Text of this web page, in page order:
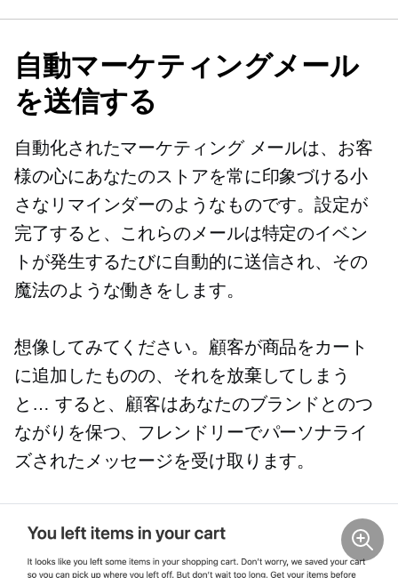
自動マーケティングメール
を送信する
自動化されたマーケティング メールは、お客
様の心にあなたのストアを常に印象づける小
さなリマインダーのようなものです。設定が
完了すると、これらのメールは特定のイベン
トが発生するたびに自動的に送信され、その
魔法のような働きをします。
想像してみてください。顧客が商品をカート
に追加したものの、それを放棄してしまう
と… すると、顧客はあなたのブランドとのつ
ながりを保つ、フレンドリーでパーソナライ
ズされたメッセージを受け取ります。